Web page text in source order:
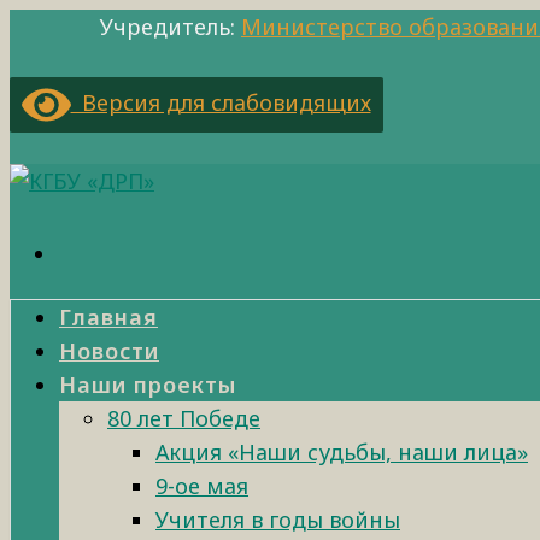
Учредитель: Министерство
Версия для слабовидящих
Главная
Новости
Наши проекты
80 лет Победе
Акция «Наши судьбы, наши лица»
9-ое мая
Учителя в годы войны